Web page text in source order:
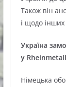
Також він
і щодо інших
Україна
у Rheinmetall
Німецька